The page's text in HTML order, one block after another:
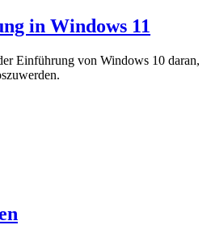
in Windows 11
Einführung von Windows 10 daran,